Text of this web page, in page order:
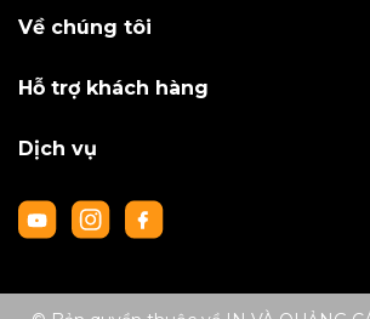
Về chúng tôi
Hỗ trợ khách hàng
Dịch vụ